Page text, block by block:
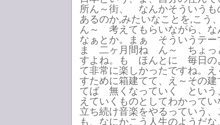
所ん～街、 なんかそういうも
あるのか,みたいなことを,こう
ん～ 考えてもらいながら、な
なぁとか。まぁ そういうテ
ま 二ヶ月間ね ん～ ちょっ
すよね。も ほんとに 毎日の
て非常に楽しかったですね。
すために箱建てて、え～その
てば 無くなっていく という
えていくものとしてわかって
立ち続け音楽をやるっていう
も、なにかこう人生のようだ